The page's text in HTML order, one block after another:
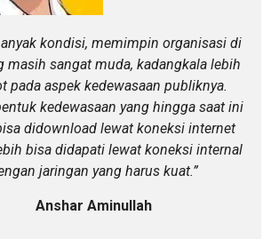
kondisi, memimpin organisasi di
masih sangat muda, kadangkala lebih
pada aspek kedewasaan publiknya.
kedewasaan yang hingga saat ini
didownload lewat koneksi internet
bisa didapati lewat koneksi internal
jaringan yang harus kuat.”
Anshar Aminullah